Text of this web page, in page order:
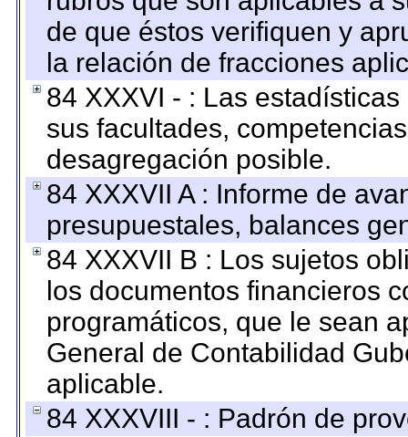
de que éstos verifiquen y
la relación de fracciones
84 XXXVI - : Las
sus facultades,
desagregación posible.
84 XXXVII A : Informe de
presupuestales, balances
84 XXXVII B : Los sujetos
los documentos financieros
programáticos, que le sean
General de Contabilidad
aplicable.
84 XXXVIII - : Padrón de